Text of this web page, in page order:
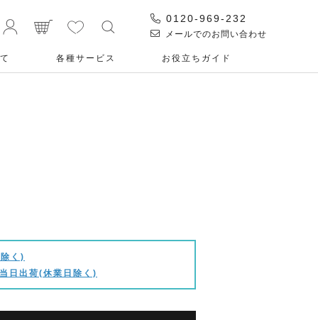
0120-969-232
メールでのお問い合わせ
各種サービス お役⽴ちガイド
く)
日出荷(休業日除く)